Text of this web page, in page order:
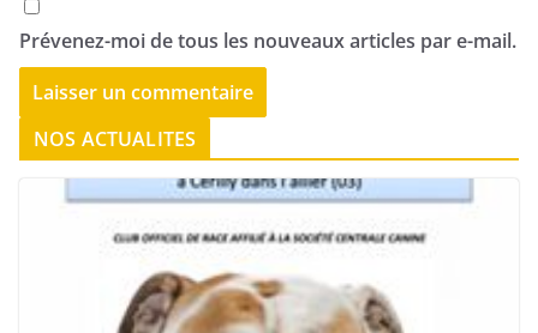
Prévenez-moi de tous les nouveaux articles par e-mail.
NOS ACTUALITES